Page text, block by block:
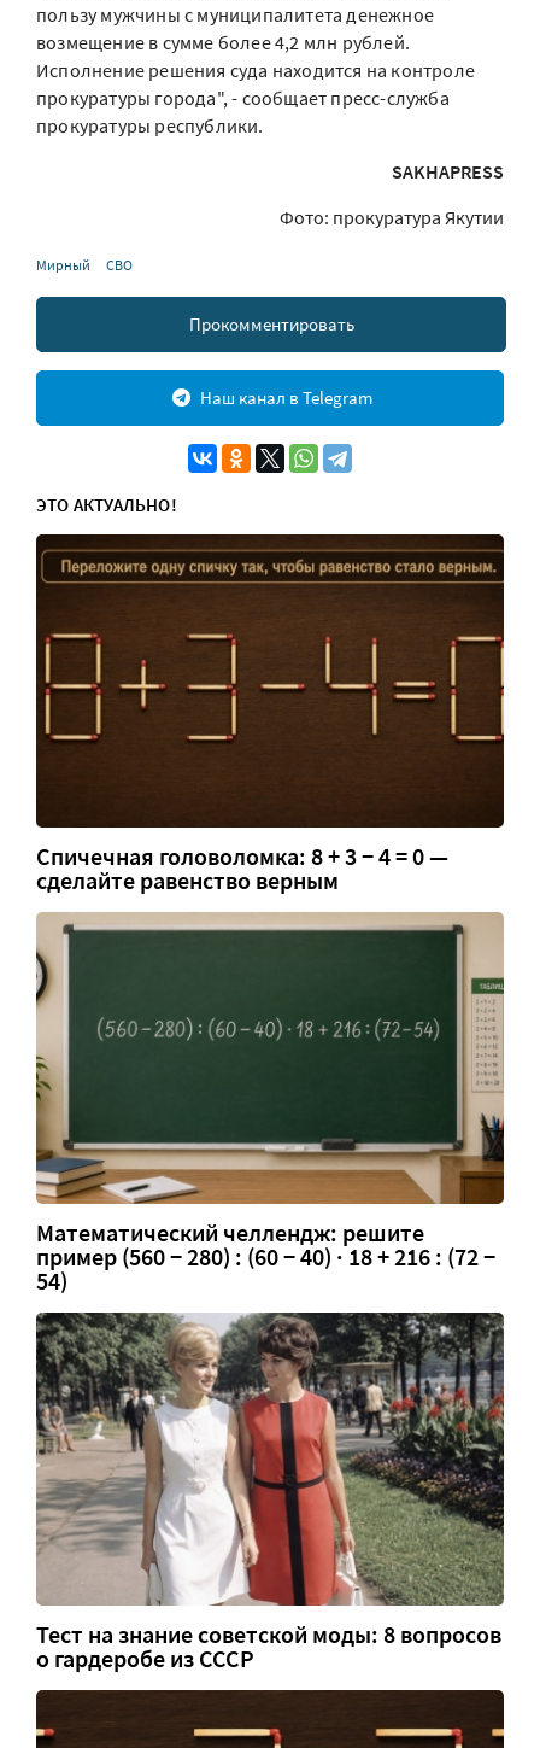
пользу мужчины с муниципалитета денежное
возмещение в сумме более 4,2 млн рублей.
Исполнение решения суда находится на контроле
прокуратуры города", - сообщает пресс-служба
прокуратуры республики.
SAKHAPRESS
Фото: прокуратура Якутии
Мирный СВО
Прокомментировать
Наш канал в Telegram
ЭТО АКТУАЛЬНО!
Спичечная головоломка: 8 + 3 − 4 = 0 —
сделайте равенство верным
Математический челлендж: решите
пример (560 − 280) : (60 − 40) · 18 + 216 : (72 −
54)
Тест на знание советской моды: 8 вопросов
о гардеробе из СССР